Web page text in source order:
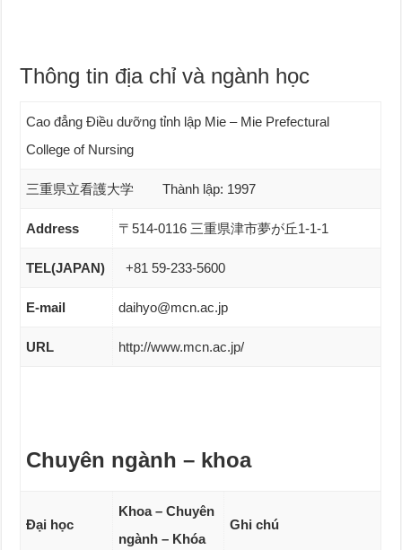
Thông tin địa chỉ và ngành học
Cao đẳng Điều dưỡng tỉnh lập Mie – Mie Prefectural
College of Nursing
三重県立看護大学 Thành lập: 1997
Address 〒514-0116 三重県津市夢が丘1-1-1
TEL(JAPAN) +81 59-233-5600
E-mail daihyo@mcn.ac.jp
URL http://www.mcn.ac.jp/
Chuyên ngành – khoa
Đại học
Khoa – Chuyên
ngành – Khóa
Ghi chú